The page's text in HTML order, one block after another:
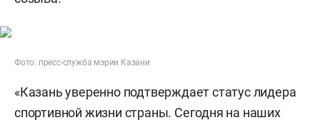
Фото: пресс-служба мэрии Казани
«Казань уверенно подтверждает статус лидера
спортивной жизни страны. Сегодня на наших